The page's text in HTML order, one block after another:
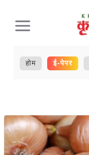
content
होम ई-पेपर